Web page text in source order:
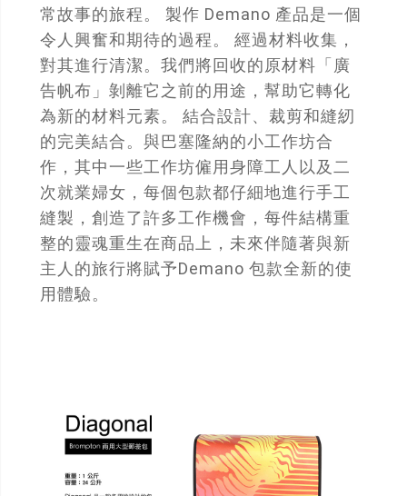
常故事的旅程。 製作 Demano 產品是一個
令人興奮和期待的過程。 經過材料收集，
對其進行清潔。我們將回收的原材料「廣
告帆布」剝離它之前的用途，幫助它轉化
為新的材料元素。 結合設計、裁剪和縫紉
的完美結合。與巴塞隆納的小工作坊合
作，其中一些工作坊僱用身障工人以及二
次就業婦女，每個包款都仔細地進行手工
縫製，創造了許多工作機會，每件結構重
整的靈魂重生在商品上，未來伴隨著與新
主人的旅行將賦予Demano 包款全新的使
用體驗。